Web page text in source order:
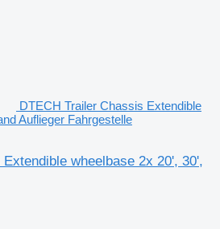
DTECH Trailer Chassis Extendible
Auflieger Fahrgestelle
wheelbase 2x 20', 30',